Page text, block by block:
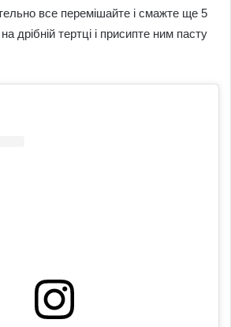
все перемішайте і смажте ще 5
дрібній тертці і присипте ним пасту